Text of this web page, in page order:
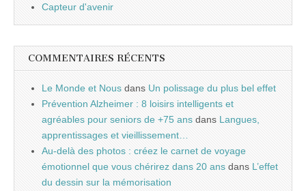
Capteur d'avenir
COMMENTAIRES RÉCENTS
Le Monde et Nous dans Un polissage du plus bel effet
Prévention Alzheimer : 8 loisirs intelligents et
agréables pour seniors de +75 ans dans Langues,
apprentissages et vieillissement…
Au-delà des photos : créez le carnet de voyage
émotionnel que vous chérirez dans 20 ans dans L’effet
du dessin sur la mémorisation